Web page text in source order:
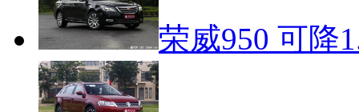
荣威950 可降